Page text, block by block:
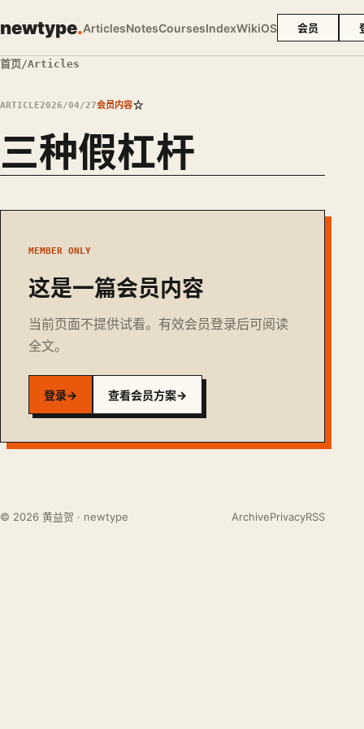
newtype.ArticlesNotesCoursesIndexWikiOS 会员
首页/Articles
ARTICLE2026/04/27会员内容☆
三种假杠杆
MEMBER ONLY
这是一篇会员内容
当前页面不提供试看。有效会员登录后可阅读
全文。
登录→ 查看会员方案→
© 2026 黄益贺 · newtype ArchivePrivacyRSS